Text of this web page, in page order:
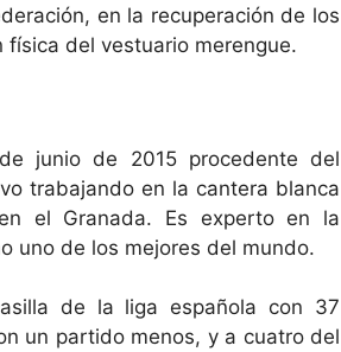
en la recuperación de los
del vestuario merengue.
junio de 2015 procedente del
trabajando en la cantera blanca
el Granada. Es experto en la
uno de los mejores del mundo.
de la liga española con 37
un partido menos, y a cuatro del